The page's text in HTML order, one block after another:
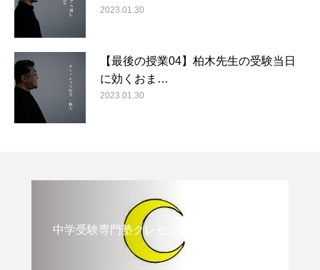
2023.01.30
【最後の授業04】柏木先生の受験当日
に効くおま…
2023.01.30
中学受験専門塾クレセント